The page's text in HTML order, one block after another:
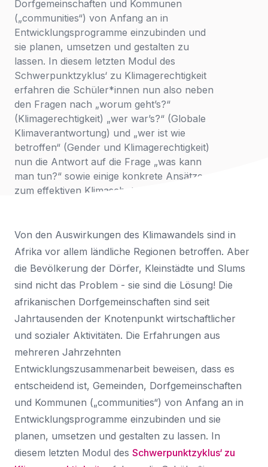
Dorfgemeinschaften und Kommunen
(„communities“) von Anfang an in
Entwicklungsprogramme einzubinden und
sie planen, umsetzen und gestalten zu
lassen. In diesem letzten Modul des
Schwerpunktzyklus‘ zu Klimagerechtigkeit
erfahren die Schüler*innen nun also neben
den Fragen nach „worum geht’s?“
(Klimagerechtigkeit) „wer war’s?“ (Globale
Klimaverantwortung) und „wer ist wie
betroffen“ (Gender und Klimagerechtigkeit)
nun die Antwort auf die Frage „was kann
man tun?“ sowie einige konkrete Ansätze
zum effektiven Klimaschutz in Afrika.
Von den Auswirkungen des Klimawandels sind in
Afrika vor allem ländliche Regionen betroffen. Aber
die Bevölkerung der Dörfer, Kleinstädte und Slums
sind nicht das Problem - sie sind die Lösung! Die
afrikanischen Dorfgemeinschaften sind seit
Jahrtausenden der Knotenpunkt wirtschaftlicher
und sozialer Aktivitäten. Die Erfahrungen aus
mehreren Jahrzehnten
Entwicklungszusammenarbeit beweisen, dass es
entscheidend ist, Gemeinden, Dorfgemeinschaften
und Kommunen („communities“) von Anfang an in
Entwicklungsprogramme einzubinden und sie
planen, umsetzen und gestalten zu lassen. In
diesem letzten Modul des Schwerpunktzyklus‘ zu
Bestätigen*
Ich habe dieDatenschutzerklärunggelesen und
stimme ihr zu.
Senden
Ihre persönlichen Daten werden verwendet, um Ihr
Erlebnis auf dieser Website zu unterstützen. Wie und
warum wir Ihre persönlichen Daten verwenden, können
Sie in unsererDatenschutzerklärungnachlesen.
Registrieren
Ein Link zum Erstellen eines neuen Passwort wird an deine
E-Mail-Adresse gesendet.
Sie haben bereits ein Konto?
Hier klicken um sich anzumelden